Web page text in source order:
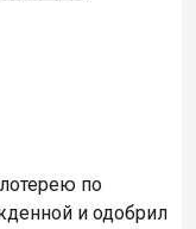
по
и одобрил